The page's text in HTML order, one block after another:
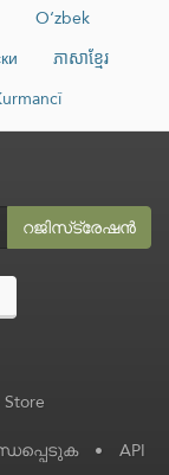
O‘zbek
ភាសាខ្មែរ
റജിസ്‌ട്രേഷൻ
• API